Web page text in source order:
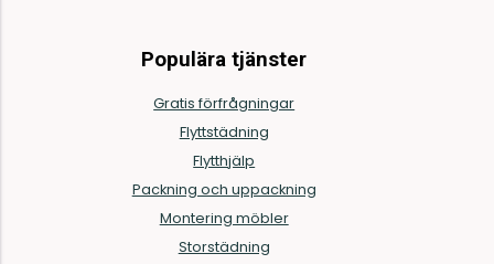
Populära tjänster
Gratis förfrågningar
Flyttstädning
Flytthjälp
Packning och uppackning
Montering möbler
Storstädning